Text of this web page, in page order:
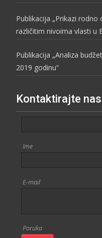
Publikacija „Prikazi
različitim nivoima vlasti u
Publikacija „Analiza
2019 godinu“
Kontaktirajte nas
Ime
E-mail
Poruka